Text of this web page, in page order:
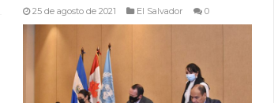
25 de agosto de 2021 El Salvador 0